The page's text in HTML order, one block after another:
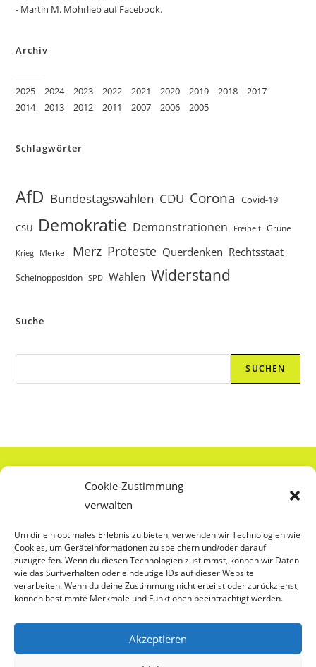
Cookie-Zustimmung
verwalten
Um dir ein optimales Erlebnis zu bieten, verwenden wir Technologien wie
Cookies, um Geräteinformationen zu speichern und/oder darauf
zuzugreifen. Wenn du diesen Technologien zustimmst, können wir Daten
wie das Surfverhalten oder eindeutige IDs auf dieser Website
verarbeiten. Wenn du deine Zustimmung nicht erteilst oder zurückziehst,
können bestimmte Merkmale und Funktionen beeinträchtigt werden.
Akzeptieren
- Martin M. Mohrlieb auf Facebook.
Archiv
2025 2024 2023 2022 2021 2020 2019 2018
2017
2014
2013 2012 2011 2007 2006 2005
Schlagwörter
AfD Bundestagswahlen CDU Corona Covid-19
CSU Demokratie Demonstrationen Freiheit Grüne
Krieg Merkel Merz Proteste Querdenken Rechtsstaat
Scheinopposition SPD Wahlen Widerstand
Suche
SUCHEN
Externe Leseempfehlungen